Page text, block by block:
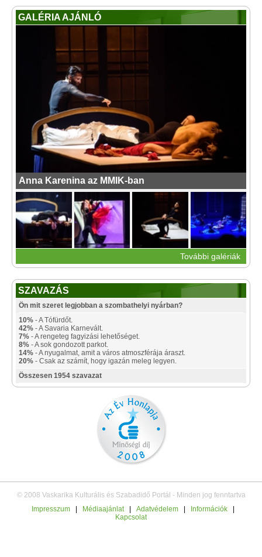
GALÉRIA AJÁNLÓ
Anna Karenina az MMIK-ban
További galériák
SZAVAZÁS
Ön mit szeret legjobban a szombathelyi nyárban?
10% - A Tófürdőt.
42% - A Savaria Karnevált.
7% - A rengeteg fagyizási lehetőséget.
8% - A sok gondozott parkot.
14% - A nyugalmat, amit a város atmoszférája áraszt.
20% - Csak az számít, hogy igazán meleg legyen.
Összesen 1954 szavazat
© 2008 Vaskarika Kulturális és Szabadidő Portál - Minden jog fenntartva
Impresszum
Médiaajánlat Adatvédelem Információk
Kapcsolat